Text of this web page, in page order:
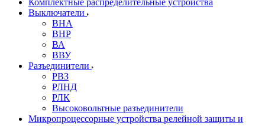
Комплектные распределительные устройства
Выключатели
ВНА
ВНР
ВА
ВВУ
Разъединители
РВЗ
РЛНД
РЛК
Высоковольтные разъединители
Микропроцессорные устройства релейной защиты и